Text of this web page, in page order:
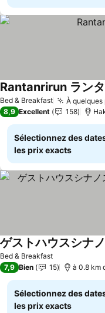
Bed & Breakfast À quelques
Rantanrirun ラン
8,9 Excellent 158
Sélectionnez des
les prix exacts
Bed & Breakfast
7,9 Bien 15 à 0.8 km
Sélectionnez des
les prix exacts